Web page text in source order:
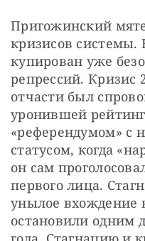
Пригожинский
кризисов системы.
купирован уже
репрессий. Кризис
отчасти был
уронившей
«референдумом» с
статусом, когда
он сам
первого лица.
унылое вхождение
остановили одним